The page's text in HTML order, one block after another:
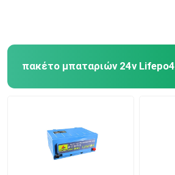
πακέτο μπαταριών 24v Lifepo4